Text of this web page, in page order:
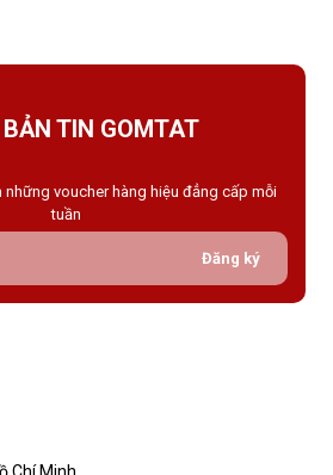
TIN GOMTAT
voucher hàng hiệu đẳng cấp mỗi
tuần
Đăng ký
Chí Minh